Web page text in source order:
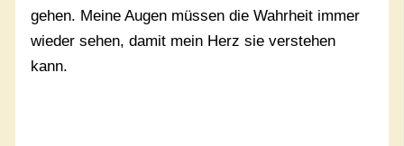
gehen. Meine Augen müssen die Wahrheit immer
wieder sehen, damit mein Herz sie verstehen
kann.